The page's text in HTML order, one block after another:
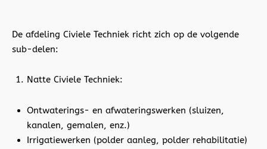
De afdeling Civiele Techniek richt zich op de volgende
sub-delen:
Natte Civiele Techniek:
Ontwaterings- en afwateringswerken (sluizen,
kanalen, gemalen, enz.)
Irrigatiewerken (polder aanleg, polder rehabilitatie)